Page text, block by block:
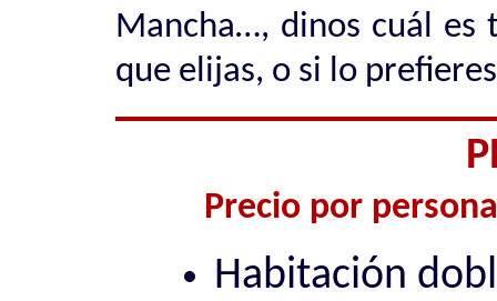
Mancha…, dinos cuál es
que elijas, o si lo
Precio por
Habitación